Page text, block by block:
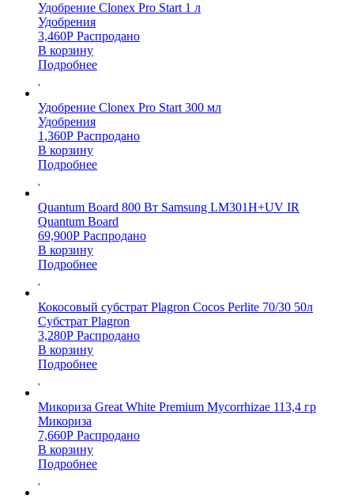
Удобрение Clonex Pro Start 1 л
Удобрения
3,460Р Распродано
В корзину
Подробнее
Удобрение Clonex Pro Start 300 мл
Удобрения
1,360Р Распродано
В корзину
Подробнее
Quantum Board 800 Вт Samsung LM301H+UV IR
Quantum Board
69,900Р Распродано
В корзину
Подробнее
Кокосовый субстрат Plagron Cocos Perlite 70/30 50л
Субстрат Plagron
3,280Р Распродано
В корзину
Подробнее
Микориза Great White Premium Mycorrhizae 113,4 гр
Микориза
7,660Р Распродано
В корзину
Подробнее